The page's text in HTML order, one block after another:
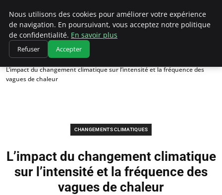
Climatedebtagents
Accueil
Changements climatiques
L’impact du changement climatique sur l’intensité et la fréquence des
vagues de chaleur
CHANGEMENTS CLIMATIQUES
L’impact du changement climatique
sur l’intensité et la fréquence des
vagues de chaleur
Nous utilisons des cookies pour améliorer votre expérience
de navigation. En poursuivant, vous acceptez notre politique
de confidentialité. En savoir plus
Refuser Accepter